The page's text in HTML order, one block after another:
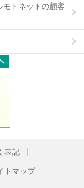
トネットの顧客
表記
トマップ